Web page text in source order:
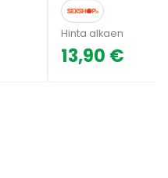
Hinta alkaen
13,90 €